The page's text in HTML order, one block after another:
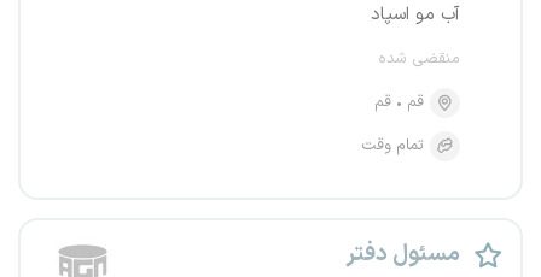
آب مو اسپاد
منقضی شده
قم
قم
تمام وقت
مسئول دفتر